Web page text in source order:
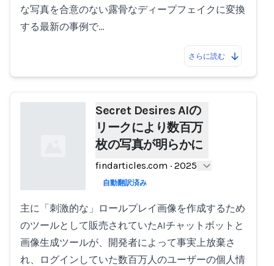
な写真を合意のない露骨なディープフェイクに変換
する最新の事例で…
さらに読む
Loading...
Secret Desires AIの
リークにより数百万
枚の写真が明らかに
findarticles.com · 2025
自動翻訳済み
主に「刺激的な」ロールプレイ画像を作成するため
のツールとして販売されていたAIチャットボットと
画像生成ツールが、開発者によって事実上放棄さ
れ、ログインしていた数百万人のユーザーの個人情